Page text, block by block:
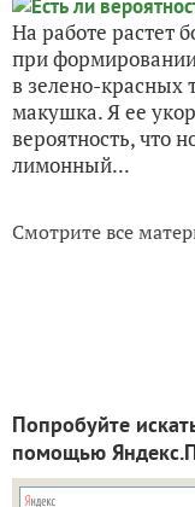
На работе растет
при
в зелено-красных
макушка. Я ее
вероятность, что
лимонный...
Смотрите все
Попробуйте
помощью